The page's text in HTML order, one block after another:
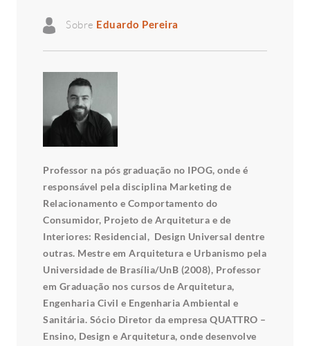
Sobre Eduardo Pereira
Professor na pós graduação no IPOG, onde é
responsável pela disciplina Marketing de
Relacionamento e Comportamento do
Consumidor, Projeto de Arquitetura e de
Interiores: Residencial, Design Universal dentre
outras. Mestre em Arquitetura e Urbanismo pela
Universidade de Brasília/UnB (2008), Professor
em Graduação nos cursos de Arquitetura,
Engenharia Civil e Engenharia Ambiental e
Sanitária. Sócio Diretor da empresa QUATTRO –
Ensino, Design e Arquitetura, onde desenvolve